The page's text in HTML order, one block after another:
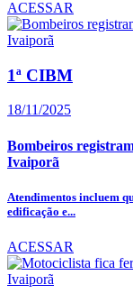
ACESSAR
1ª CIBM
18/11/2025
Bombeiros
Ivaiporã
Atendimentos incluem
edificação e...
ACESSAR